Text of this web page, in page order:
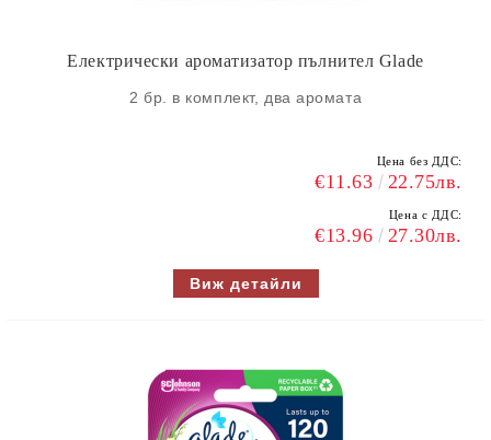
Електрически ароматизатор пълнител Glade
2 бр. в комплект, два аромата
Цена без ДДС:
€11.63 22.75лв.
Цена с ДДС:
€13.96 27.30лв.
Виж детайли